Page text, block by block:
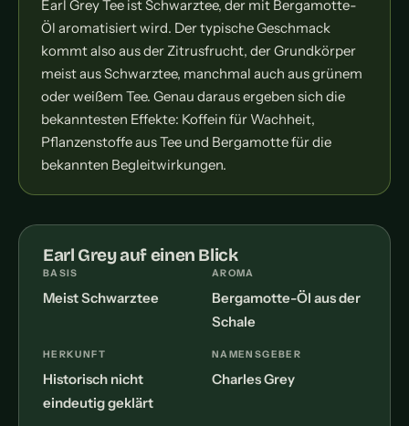
Earl Grey Tee ist Schwarztee, der mit Bergamotte-
Öl aromatisiert wird. Der typische Geschmack
kommt also aus der Zitrusfrucht, der Grundkörper
meist aus Schwarztee, manchmal auch aus grünem
oder weißem Tee. Genau daraus ergeben sich die
bekanntesten Effekte: Koffein für Wachheit,
Pflanzenstoffe aus Tee und Bergamotte für die
bekannten Begleitwirkungen.
Earl Grey auf einen Blick
BASIS
Meist Schwarztee
AROMA
Bergamotte-Öl aus der
Schale
HERKUNFT
Historisch nicht
eindeutig geklärt
NAMENSGEBER
Charles Grey